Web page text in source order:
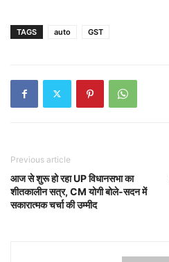
TAGS auto GST
Previous article
आज से शुरू हो रहा UP विधानसभा का
शीतकालीन सत्र, CM योगी बोले-सदन में
सकारात्मक चर्चा की उम्मीद